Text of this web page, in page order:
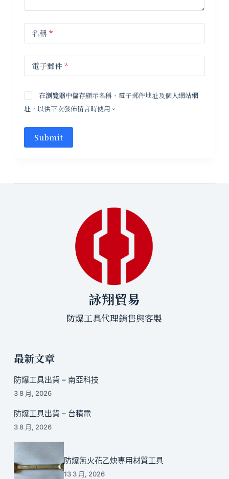
名稱*
電子郵件*
在瀏覽器中儲存顯示名稱、電子郵件地址及個人網站網
址，以供下次發佈留言時使用。
Submit
詠翔貿易
防爆工具代理銷售與客製
最新文章
防爆工具出貨 – 南亞科技
3 8 月, 2026
防爆工具出貨 – 台積電
3 8 月, 2026
防爆無火花乙炔專用材質工具
13 3 月, 2026